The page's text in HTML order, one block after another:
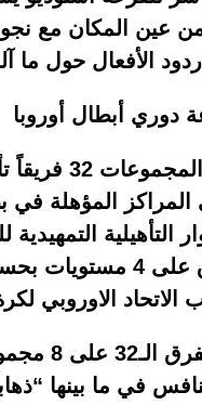
عين المكان مع
الأفعال حول ما
أبطال أوروبا
يشارك في دور
المؤهلة في
التأهيلية
توزيع هذه الفرق على 4
الاتحاد الاوروبي
وسيتم
في ما بينها